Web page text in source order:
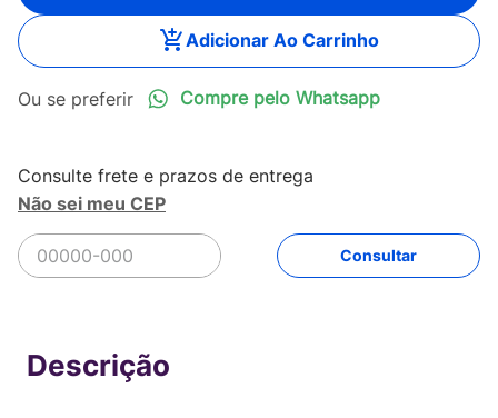
Adicionar Ao Carrinho
Compre pelo Whatsapp
Não sei meu CEP
R$399,90
49